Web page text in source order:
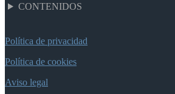
CONTENIDOS
Política de privacidad
Política de cookies
Aviso legal